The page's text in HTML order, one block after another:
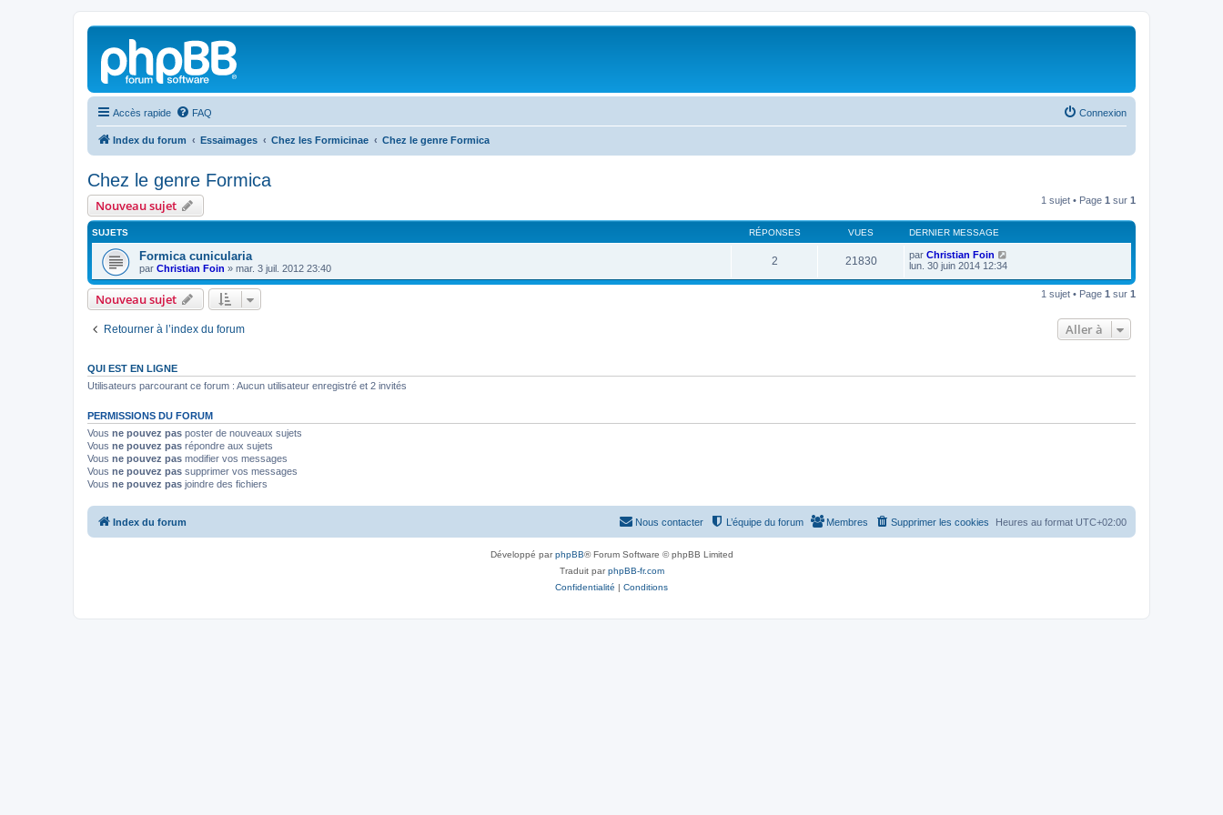
Accès rapide FAQ Connexion
Index du forum Essaimages Chez les Formicinae Chez le genre Formica
Chez le genre Formica
Nouveau sujet 1 sujet • Page 1 sur 1
SUJETS RÉPONSES VUES DERNIER MESSAGE
Formica cunicularia
par Christian Foin » mar. 3 juil. 2012 23:40
2 21830 par Christian Foin
lun. 30 juin 2014 12:34
Nouveau sujet 1 sujet • Page 1 sur 1
Retourner à l’index du forum Aller à
QUI EST EN LIGNE
Utilisateurs parcourant ce forum : Aucun utilisateur enregistré et 2 invités
PERMISSIONS DU FORUM
Vous ne pouvez pas poster de nouveaux sujets
Vous ne pouvez pas répondre aux sujets
Vous ne pouvez pas modifier vos messages
Vous ne pouvez pas supprimer vos messages
Vous ne pouvez pas joindre des fichiers
Index du forum Heures au format UTC+02:00
Supprimer les cookies
Membres
L’équipe du forum
Nous contacter
Développé parphpBB® Forum Software © phpBB Limited
Traduit parphpBB-fr.com
Confidentialité | Conditions